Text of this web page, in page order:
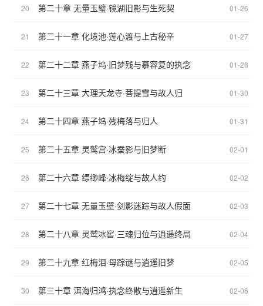
20 第二十章 无量玉璧·镜湖旧影与生死契 01-26
21 第二十一章 化境池·莲心渡与上古秘辛 01-27
22 第二十二章 燕子坞·旧梦残与慕容复的执念 01-28
23 第二十三章 大理天龙寺·菩提雪与故人归 01-30
24 第二十四章 燕子坞·残梅落与归人 01-31
25 第二十五章 灵鹫宫·冰蚕影与旧梦断 02-01
26 第二十六章 缥缈峰·冰梅绽与故人约 02-02
27 第二十七章 无量玉壁·剑影迷踪与故人假面 02-03
28 第二十八章 灵鹫冰窖·三魂归位与逍遥终局 02-04
29 第二十九章 红梅泪·母踪谜与逍遥旧梦 02-05
30 第三十章 洱海归鸿·执念终散与逍遥新生 02-06